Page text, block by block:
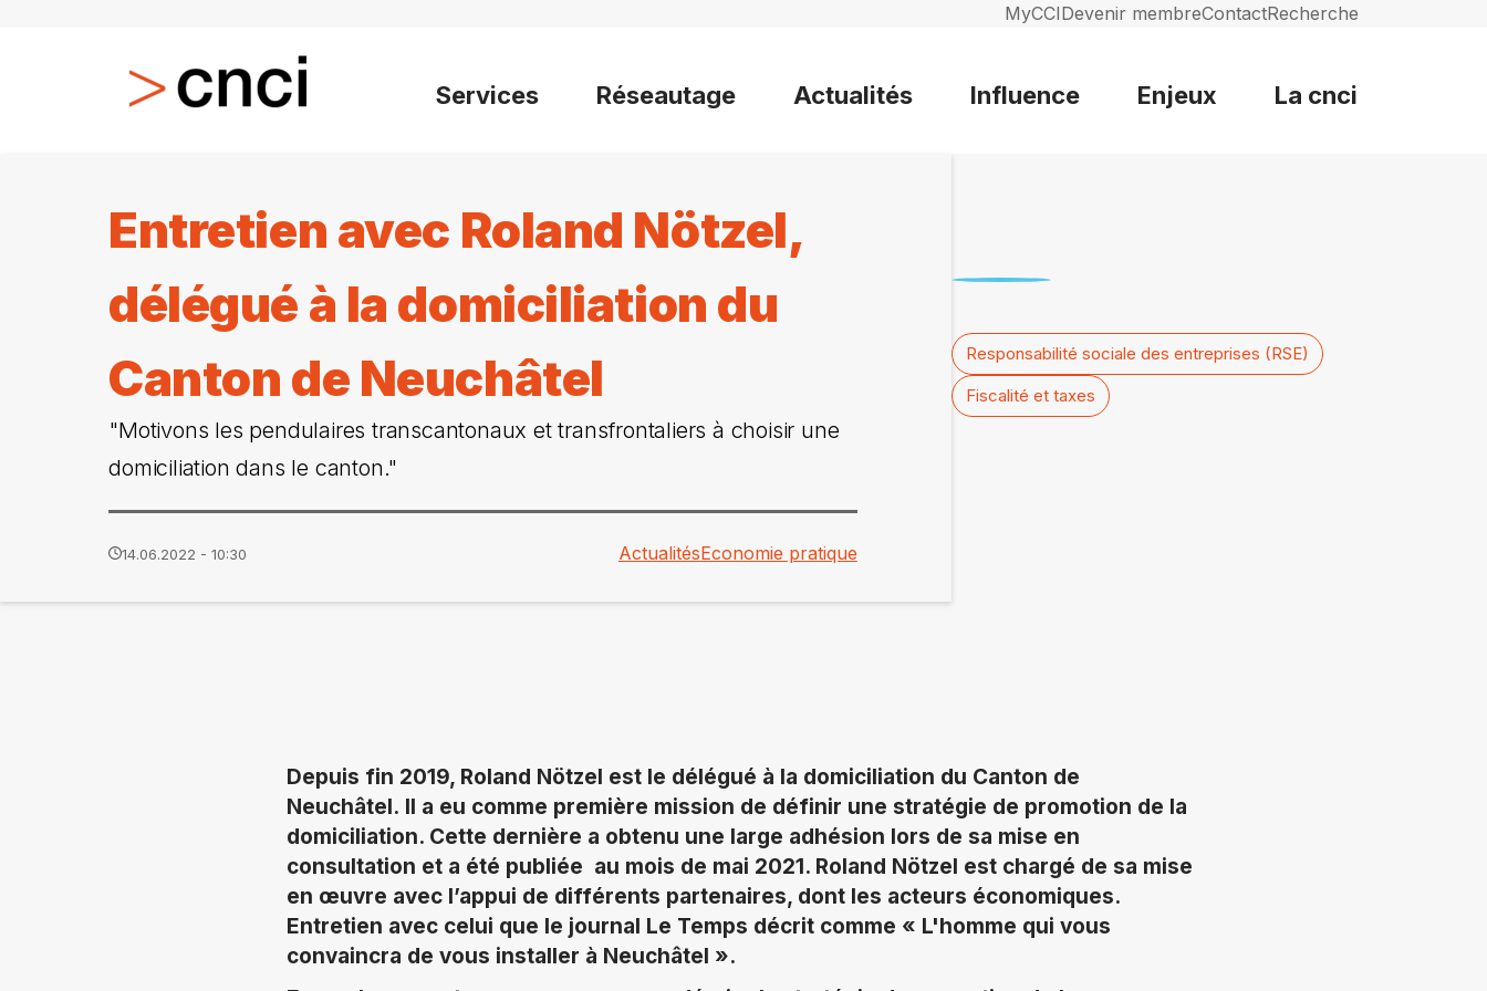
MyCCIDevenir membreContactRecherche
Services Réseautage Actualités Influence Enjeux La cnci
Entretien avec Roland Nötzel,
délégué à la domiciliation du
Canton de Neuchâtel
"Motivons les pendulaires transcantonaux et transfrontaliers à choisir une
domiciliation dans le canton."
14.06.2022 - 10:30 ActualitésEconomie pratique
Responsabilité sociale des entreprises (RSE)
Fiscalité et taxes
Depuis fin 2019, Roland Nötzel est le délégué à la domiciliation du Canton de
Neuchâtel. Il a eu comme première mission de définir une stratégie de promotion de la
domiciliation. Cette dernière a obtenu une large adhésion lors de sa mise en
consultation et a été publiée au mois de mai 2021. Roland Nötzel est chargé de sa mise
en œuvre avec l’appui de différents partenaires, dont les acteurs économiques.
Entretien avec celui que le journal Le Temps décrit comme « L'homme qui vous
convaincra de vous installer à Neuchâtel ».